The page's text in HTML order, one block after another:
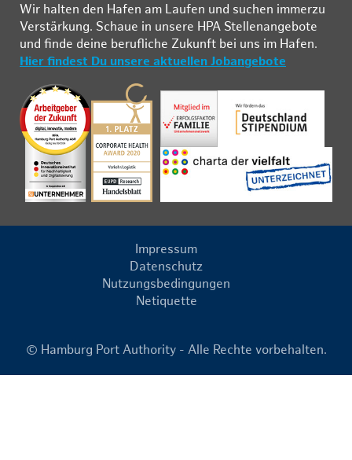
Wir hal­ten den Ha­fen am Lau­fen und su­chen im­mer­zu
Ver­stär­kung. Schau­e in un­se­re HPA Stel­len­an­ge­bo­te
und fin­de deine be­ruf­li­che Zu­kunft bei uns im Ha­fen.
Hier findest Du unsere aktuellen Jobangebote
Impressum
Datenschutz
Nutzungsbedingungen
Netiquette
© Hamburg Port Authority - Alle Rechte vorbehalten.